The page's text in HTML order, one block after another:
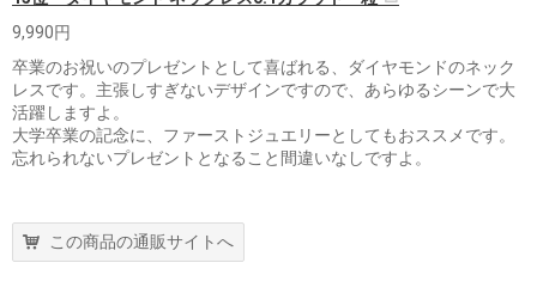
9,990円
卒業のお祝いのプレゼントとして喜ばれる、ダイヤモンドのネック
レスです。主張しすぎないデザインですので、あらゆるシーンで大
活躍しますよ。
大学卒業の記念に、ファーストジュエリーとしてもおススメです。
忘れられないプレゼントとなること間違いなしですよ。
この商品の通販サイトへ